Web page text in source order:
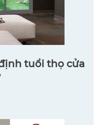
tuổi thọ cửa